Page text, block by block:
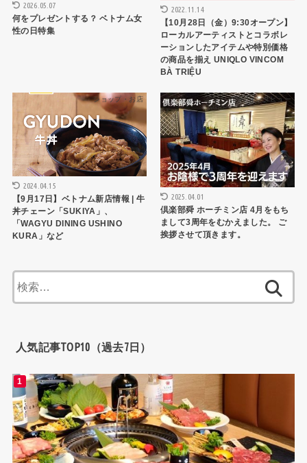
2026.05.07
何をプレゼントする？ ベトナム女
性の日特集
2022.11.14
【10月28日（金）9:30オープン】
ローカルアーティストとコラボレ
ーションしたアイテムや特別価格
の商品を揃え UNIQLO VINCOM
BÀ TRIỆU
ショップ・お店
2024.04.15
【9月17日】ベトナム新店情報 | 牛
丼チェーン「SUKIYA」、
「WAGYU DINING USHINO
KURA」など
インタビュー
2025.04.01
倶楽部舜 ホーチミン店 4月をもち
まして3周年をむかえました。 ご
挨拶させて頂きます。
索:
人気記事TOP10（過去7日）